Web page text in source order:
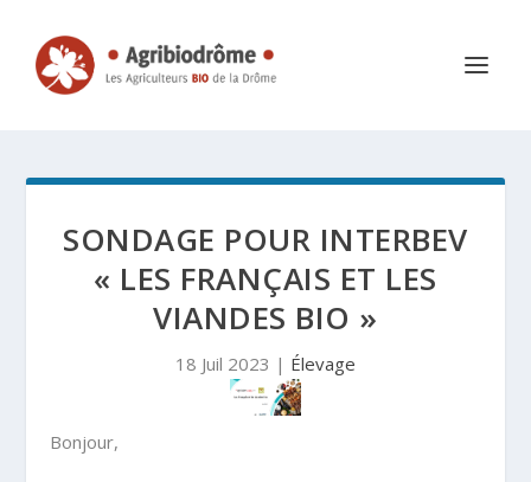
SONDAGE POUR INTERBEV
« LES FRANÇAIS ET LES
VIANDES BIO »
18 Juil 2023 | Élevage
Bonjour,